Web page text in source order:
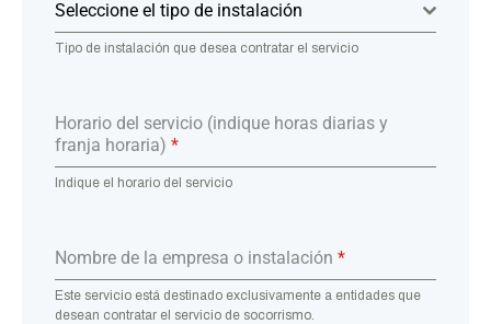
Seleccione el tipo de instalación
Tipo de instalación que desea contratar el servicio
Horario del servicio (indique horas diarias y
franja horaria) *
Indique el horario del servicio
Nombre de la empresa o instalación *
Este servicio está destinado exclusivamente a entidades que
desean contratar el servicio de socorrismo.